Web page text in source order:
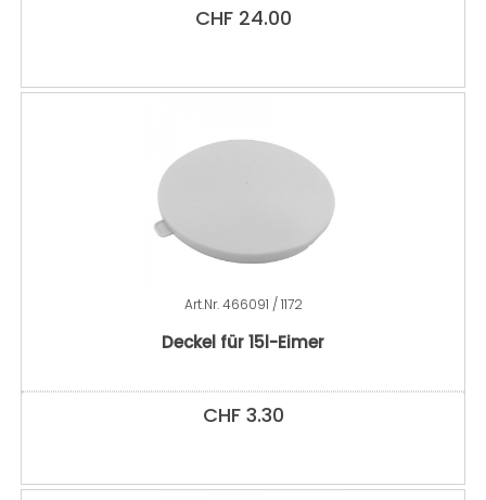
CHF 24.00
Art.Nr.466091 / 1172
Deckel für 15l-Eimer
CHF 3.30